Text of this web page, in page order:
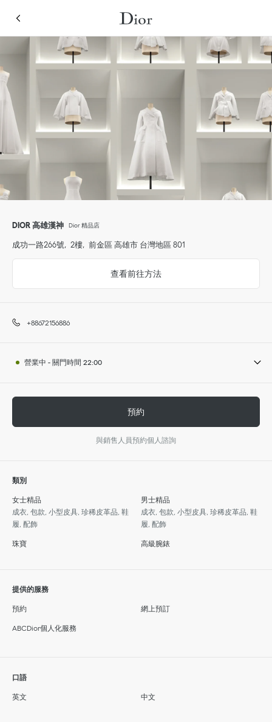
DIOR 高雄漢神 Dior 精品店
成功一路266號 2樓 前金區 高雄市 台灣地區 801
查看前往方法
+88672156886
營業中 - 關門時間 22:00
預約
與銷售人員預約個人諮詢
類別
女士精品
成衣, 包款, 小型皮具, 珍稀皮革品, 鞋
履, 配飾
男士精品
成衣, 包款, 小型皮具, 珍稀皮革品, 鞋
履, 配飾
珠寶 高級腕錶
提供的服務
預約 網上預訂
ABCDior個人化服務
口語
英文 中文